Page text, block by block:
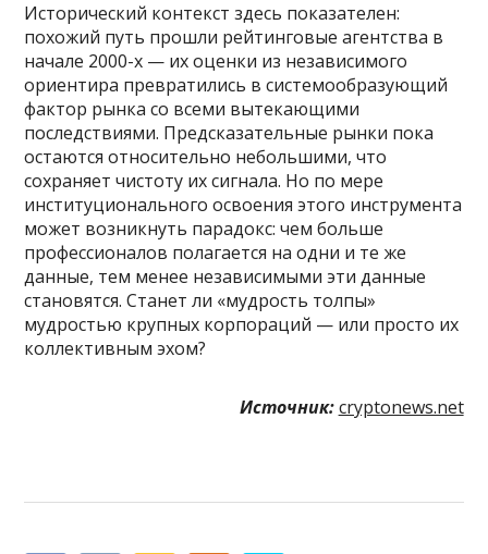
Исторический контекст здесь показателен:
похожий путь прошли рейтинговые агентства в
начале 2000-х — их оценки из независимого
ориентира превратились в системообразующий
фактор рынка со всеми вытекающими
последствиями. Предсказательные рынки пока
остаются относительно небольшими, что
сохраняет чистоту их сигнала. Но по мере
институционального освоения этого инструмента
может возникнуть парадокс: чем больше
профессионалов полагается на одни и те же
данные, тем менее независимыми эти данные
становятся. Станет ли «мудрость толпы»
мудростью крупных корпораций — или просто их
коллективным эхом?
Источник: cryptonews.net